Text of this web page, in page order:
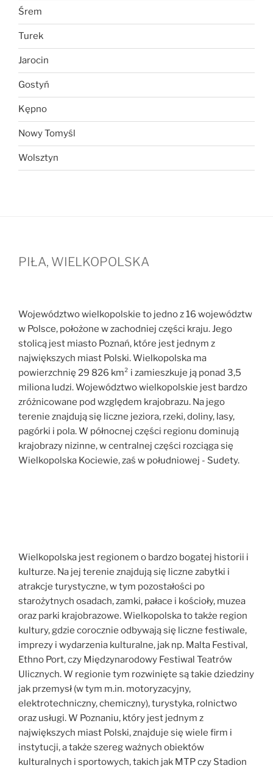
Śrem
Turek
Jarocin
Gostyń
Kępno
Nowy Tomyśl
Wolsztyn
PIŁA, WIELKOPOLSKA
Województwo wielkopolskie to jedno z 16 województw
w Polsce, położone w zachodniej części kraju. Jego
stolicą jest miasto Poznań, które jest jednym z
największych miast Polski. Wielkopolska ma
powierzchnię 29 826 km² i zamieszkuje ją ponad 3,5
miliona ludzi. Województwo wielkopolskie jest bardzo
zróżnicowane pod względem krajobrazu. Na jego
terenie znajdują się liczne jeziora, rzeki, doliny, lasy,
pagórki i pola. W północnej części regionu dominują
krajobrazy nizinne, w centralnej części rozciąga się
Wielkopolska Kociewie, zaś w południowej - Sudety.
Wielkopolska jest regionem o bardzo bogatej historii i
kulturze. Na jej terenie znajdują się liczne zabytki i
atrakcje turystyczne, w tym pozostałości po
starożytnych osadach, zamki, pałace i kościoły, muzea
oraz parki krajobrazowe. Wielkopolska to także region
kultury, gdzie corocznie odbywają się liczne festiwale,
imprezy i wydarzenia kulturalne, jak np. Malta Festival,
Ethno Port, czy Międzynarodowy Festiwal Teatrów
Ulicznych. W regionie tym rozwinięte są takie dziedziny
jak przemysł (w tym m.in. motoryzacyjny,
elektrotechniczny, chemiczny), turystyka, rolnictwo
oraz usługi. W Poznaniu, który jest jednym z
największych miast Polski, znajduje się wiele firm i
instytucji, a także szereg ważnych obiektów
kulturalnych i sportowych, takich jak MTP czy Stadion